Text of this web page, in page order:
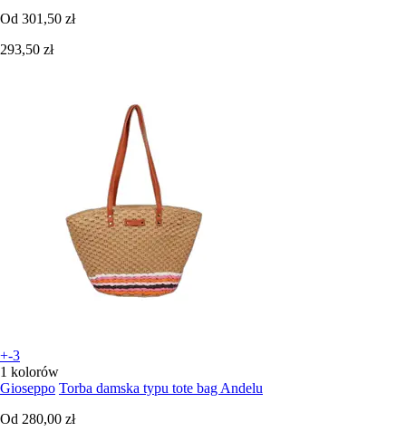
Od 301,50 zł
293,50 zł
+-3
1 kolorów
Gioseppo Torba damska typu tote bag Andelu
Od 280,00 zł